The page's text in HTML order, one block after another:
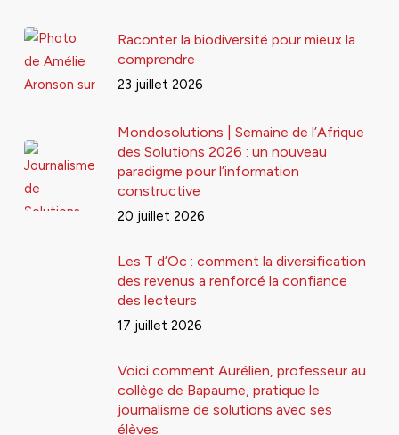
Raconter la biodiversité pour mieux la
comprendre
23 juillet 2026
Mondosolutions | Semaine de l’Afrique
des Solutions 2026 : un nouveau
paradigme pour l’information
constructive
20 juillet 2026
Les T d’Oc : comment la diversification
des revenus a renforcé la confiance
des lecteurs
17 juillet 2026
Voici comment Aurélien, professeur au
collège de Bapaume, pratique le
journalisme de solutions avec ses
élèves